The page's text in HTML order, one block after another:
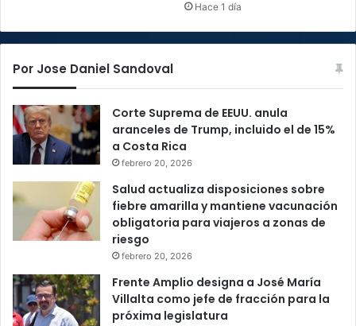
Hace 1 día
Por Jose Daniel Sandoval
Corte Suprema de EEUU. anula
aranceles de Trump, incluido el de 15%
a Costa Rica
febrero 20, 2026
Salud actualiza disposiciones sobre
fiebre amarilla y mantiene vacunación
obligatoria para viajeros a zonas de
riesgo
febrero 20, 2026
Frente Amplio designa a José María
Villalta como jefe de fracción para la
próxima legislatura